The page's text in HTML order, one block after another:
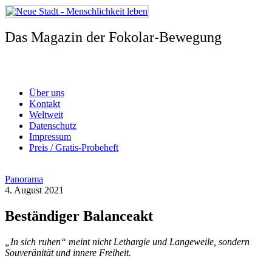
Zum
Inhalt
springen
Das Magazin der Fokolar-Bewegung
Über uns
Kontakt
Weltweit
Datenschutz
Impressum
Preis / Gratis-Probeheft
Panorama
4. August 2021
Beständiger Balanceakt
„In sich ruhen“ meint nicht Lethargie und Langeweile, sondern
Souveränität und innere Freiheit.